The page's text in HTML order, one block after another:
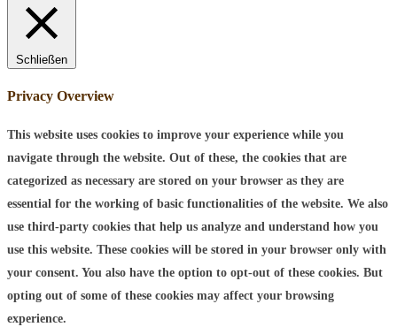
Schließen
Privacy Overview
This website uses cookies to improve your experience while you
navigate through the website. Out of these, the cookies that are
categorized as necessary are stored on your browser as they are
essential for the working of basic functionalities of the website. We also
use third-party cookies that help us analyze and understand how you
use this website. These cookies will be stored in your browser only with
your consent. You also have the option to opt-out of these cookies. But
opting out of some of these cookies may affect your browsing
experience.